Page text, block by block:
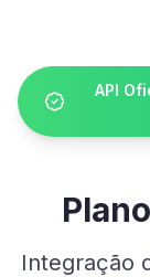
API
Integração